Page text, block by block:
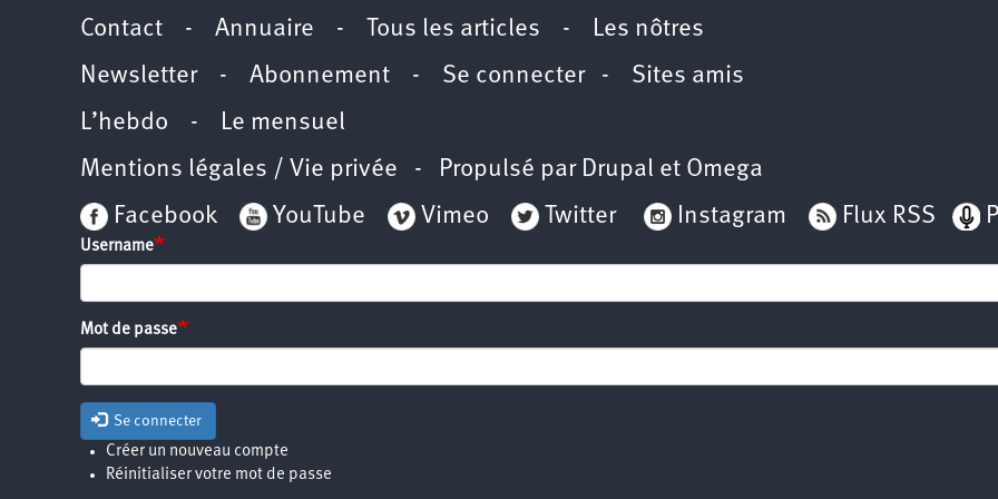
Contact - Annuaire - Tous les articles - Les nôtres
Newsletter- Abonnement - Se connecter- Sites amis
L’hebdo - Le mensuel
Mentions légales / Vie privée - Propulsé par Drupal et Omega
Facebook
YouTube Vimeo Twitter Instagram Flux RSS
Username
Mot de passe
Se connecter
Créer un nouveau compte
Réinitialiser votre mot de passe